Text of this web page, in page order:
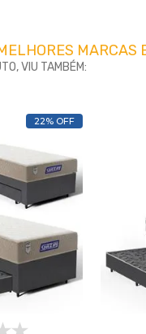
MARCAS
VIU TAMBÉM:
22% OFF